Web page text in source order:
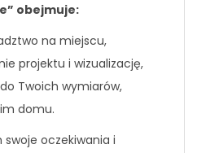
obejmuje:
na miejscu,
projektu i wizualizację,
Twoich wymiarów,
domu.
oczekiwania i